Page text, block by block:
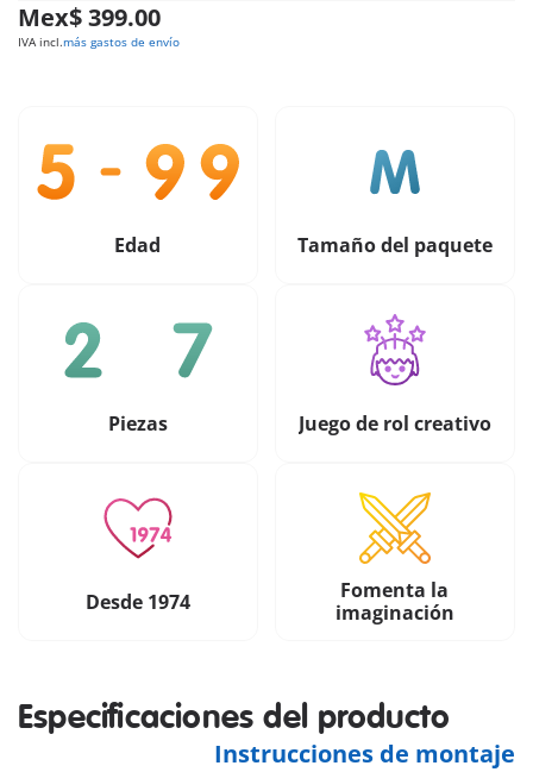
Mex$ 399.00
IVA incl.más gastos de envío
Edad Tamaño del paquete
Piezas Juego de rol creativo
Desde 1974
Fomenta la
imaginación
Especificaciones del producto
Instrucciones de montaje